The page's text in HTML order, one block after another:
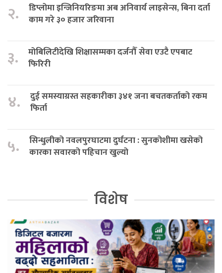
२.
डिप्लोमा इन्जिनियरिङमा अब अनिवार्य लाइसेन्स, बिना दर्ता
काम गरे ३० हजार जरिवाना
३.
मोबिलिटीदेखि शिक्षासम्मका दर्जनौँ सेवा एउटै एपबाट
फिरिरी
४.
दुई समस्याग्रस्त सहकारीका ३४१ जना बचतकर्ताको रकम
फिर्ता
५.
सिन्धुलीको नवलपुरघाटमा दुर्घटना : सुनकोशीमा खसेको
कारका सवारको पहिचान खुल्यो
विशेष